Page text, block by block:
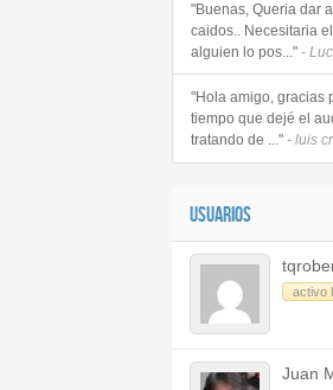
"Buenas, Queria dar
caidos.. Necesitaria
alguien lo pos..." -
"Hola amigo, gracias
tiempo que dejé el
tratando de ..." - luis
USUARIOS
activo
Juan